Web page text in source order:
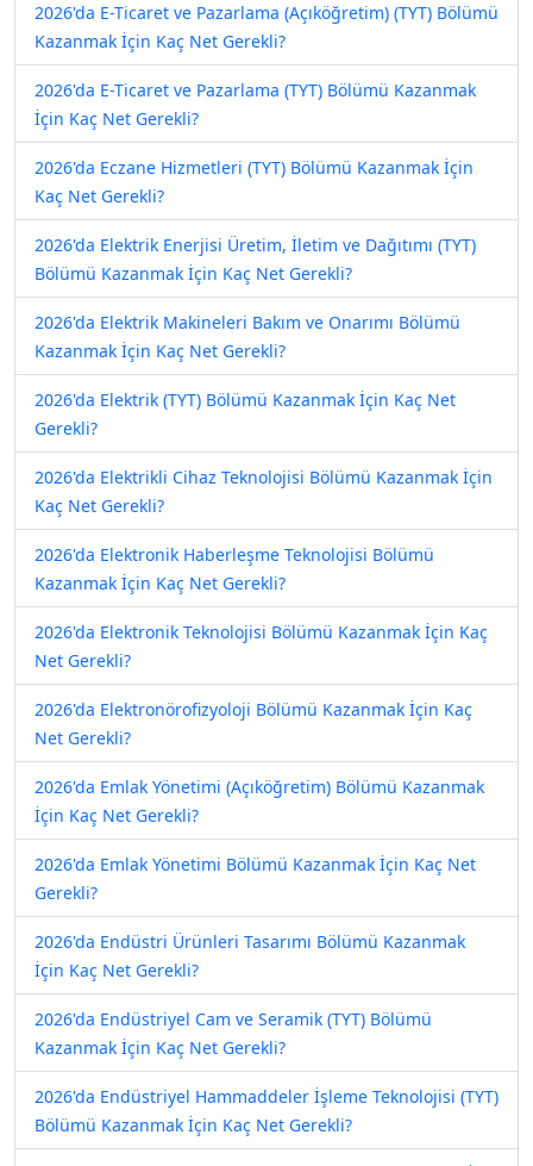
2026'da E-Ticaret ve Pazarlama (Açıköğretim) (TYT) Bölümü
Kazanmak İçin Kaç Net Gerekli?
2026'da E-Ticaret ve Pazarlama (TYT) Bölümü Kazanmak
İçin Kaç Net Gerekli?
2026'da Eczane Hizmetleri (TYT) Bölümü Kazanmak İçin
Kaç Net Gerekli?
2026'da Elektrik Enerjisi Üretim, İletim ve Dağıtımı (TYT)
Bölümü Kazanmak İçin Kaç Net Gerekli?
2026'da Elektrik Makineleri Bakım ve Onarımı Bölümü
Kazanmak İçin Kaç Net Gerekli?
2026'da Elektrik (TYT) Bölümü Kazanmak İçin Kaç Net
Gerekli?
2026'da Elektrikli Cihaz Teknolojisi Bölümü Kazanmak İçin
Kaç Net Gerekli?
2026'da Elektronik Haberleşme Teknolojisi Bölümü
Kazanmak İçin Kaç Net Gerekli?
2026'da Elektronik Teknolojisi Bölümü Kazanmak İçin Kaç
Net Gerekli?
2026'da Elektronörofizyoloji Bölümü Kazanmak İçin Kaç
Net Gerekli?
2026'da Emlak Yönetimi (Açıköğretim) Bölümü Kazanmak
İçin Kaç Net Gerekli?
2026'da Emlak Yönetimi Bölümü Kazanmak İçin Kaç Net
Gerekli?
2026'da Endüstri Ürünleri Tasarımı Bölümü Kazanmak
İçin Kaç Net Gerekli?
2026'da Endüstriyel Cam ve Seramik (TYT) Bölümü
Kazanmak İçin Kaç Net Gerekli?
2026'da Endüstriyel Hammaddeler İşleme Teknolojisi (TYT)
Bölümü Kazanmak İçin Kaç Net Gerekli?